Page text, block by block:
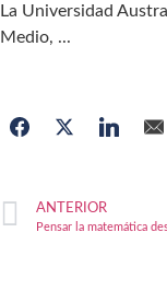
La Universidad
Medio, ...
ANTERIOR
Pensar la matemática